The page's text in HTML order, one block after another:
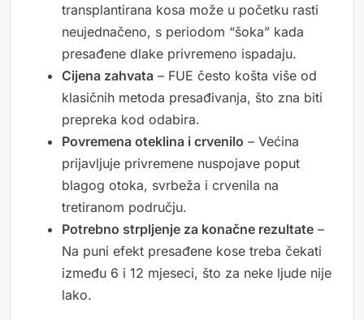
transplantirana kosa može u početku rasti
neujednačeno, s periodom “šoka” kada
presađene dlake privremeno ispadaju.
Cijena zahvata – FUE često košta više od
klasičnih metoda presađivanja, što zna biti
prepreka kod odabira.
Povremena oteklina i crvenilo – Većina
prijavljuje privremene nuspojave poput
blagog otoka, svrbeža i crvenila na
tretiranom području.
Potrebno strpljenje za konačne rezultate –
Na puni efekt presađene kose treba čekati
između 6 i 12 mjeseci, što za neke ljude nije
lako.